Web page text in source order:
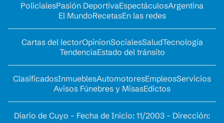
PolicialesPasión DeportivaEspectáculosArgentina
El MundoRecetasEn las redes
Cartas del lectorOpinionSocialesSaludTecnología
TendenciaEstado del tránsito
ClasificadosInmueblesAutomotoresEmpleosServicios
Avisos Fúnebres y MisasEdictos
Diario de Cuyo - Fecha de Inicio: 11/2003 - Dirección: